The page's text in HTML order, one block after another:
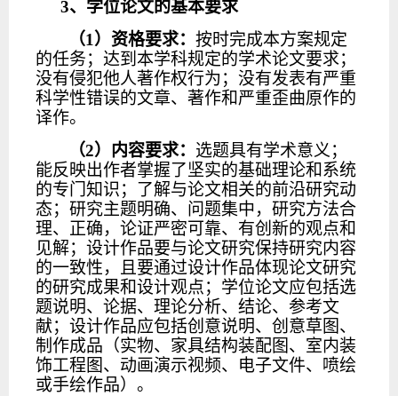
3、学位论文的基本要求
（1）资格要求： 按时完成本方案规定
的任务；达到本学科规定的学术论文要求；
没有侵犯他人著作权行为；没有发表有严重
科学性错误的文章、著作和严重歪曲原作的
译作。
（2）内容要求： 选题具有学术意义；
能反映出作者掌握了坚实的基础理论和系统
的专门知识；了解与论文相关的前沿研究动
态；研究主题明确、问题集中，研究方法合
理、正确，论证严密可靠、有创新的观点和
见解；设计作品要与论文研究保持研究内容
的一致性，且要通过设计作品体现论文研究
的研究成果和设计观点；学位论文应包括选
题说明、论据、理论分析、结论、参考文
献；设计作品应包括创意说明、创意草图、
制作成品（实物、家具结构装配图、室内装
饰工程图、动画演示视频、电子文件、喷绘
或手绘作品）。